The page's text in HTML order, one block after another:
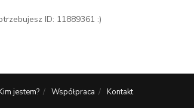
ID: 11889361 :)
jestem? Współpraca Kontakt